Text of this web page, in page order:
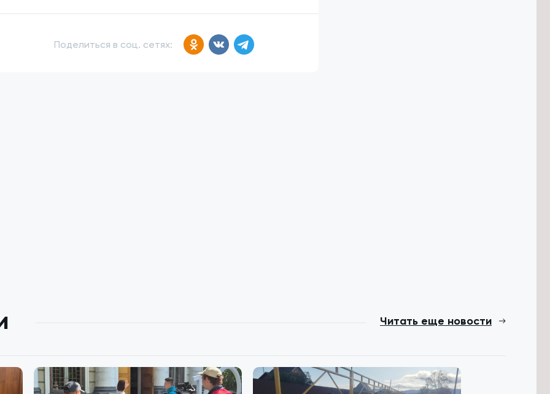
Поделиться в соц. сетях:
Читать еще новости